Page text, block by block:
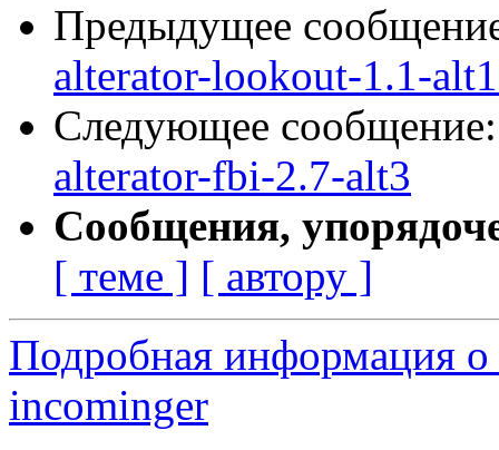
Предыдущее
alterator-lookout-1.1-
Следующее
alterator-fbi-2.7-alt3
Сообщения,
[ теме ] [ автору ]
Подробная информация о
incominger